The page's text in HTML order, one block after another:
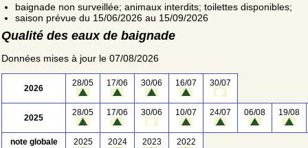
baignade non surveillée; animaux interdits; toilettes disponibles;
saison prévue du 15/06/2026 au 15/09/2026
Qualité des eaux de baignade
Données mises à jour le 07/08/2026
2026
28/05 17/06 30/06 16/07 30/07
2025
28/05 17/06 30/06 10/07 24/07 06/08 19/08
note globale 2025 2024 2023 2022